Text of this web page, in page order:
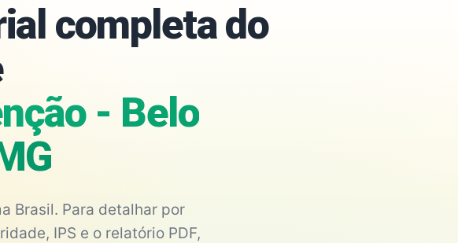
completa do
- Belo
Brasil. Para detalhar por
IPS e o relatório PDF,